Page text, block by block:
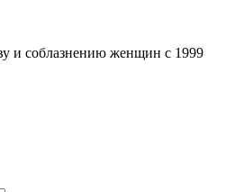
и соблазнению женщин с 1999